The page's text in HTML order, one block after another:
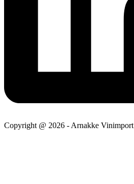
Copyright @ 2026 - Arnakke Vinimport